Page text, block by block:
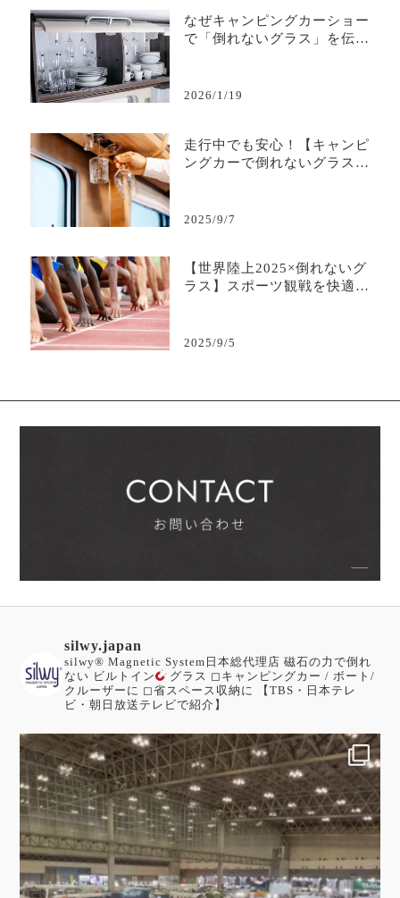
なぜキャンピングカーショー
で「倒れないグラス」を伝え
2026/1/19
走行中でも安心！【キャンピ
ングカーで倒れないグラス】
2025/9/7
【世界陸上2025×倒れないグ
ラス】スポーツ観戦を快適に
2025/9/5
silwy.japan
silwy®︎ Magnetic System日本総代理店 磁石の力で倒れ
ない ビルトイン
グラス ◻︎キャンピングカー / ボート/
クルーザーに ◻︎省スペース収納に
【TBS・日本テレ
ビ・朝日放送テレビで紹介】